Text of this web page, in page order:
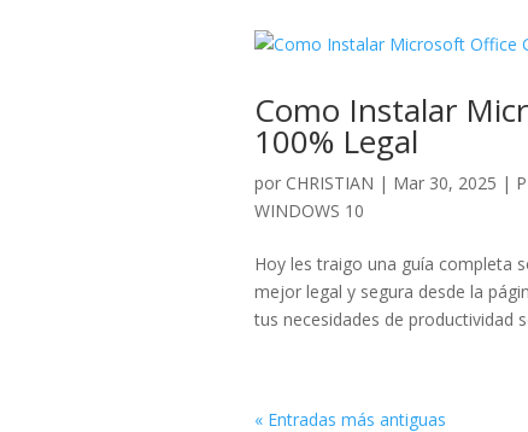
Como Instalar
100% Legal
por CHRISTIAN | Mar 30, 2025 |
WINDOWS 10
Hoy les traigo una guía completa
mejor legal y segura desde la
tus necesidades de productividad
« Entradas más antiguas